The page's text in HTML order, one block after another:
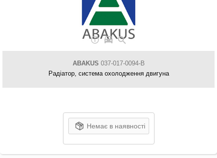
ABAKUS 037-017-0094-B
Радіатор, система охолодження двигуна
Немає в наявності